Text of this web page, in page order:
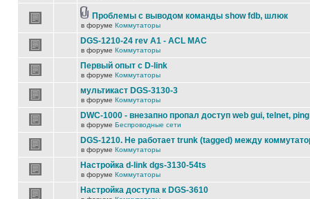
Проблемы с выводом команды show fdb, шлюк
в форуме Коммутаторы
DGS-1210-24 rev A1 - ACL MAC
в форуме Коммутаторы
Первый опыт с D-link
в форуме Коммутаторы
мультикаст DGS-3130-3
в форуме Коммутаторы
DWC-1000 - внезапно пропал доступ web gui, telnet, ping
в форуме Беспроводные сети
DGS-1210. Не работает trunk (tagged) между
в форуме Коммутаторы
Настройка d-link dgs-3130-54ts
в форуме Коммутаторы
Настройка доступа к DGS-3610